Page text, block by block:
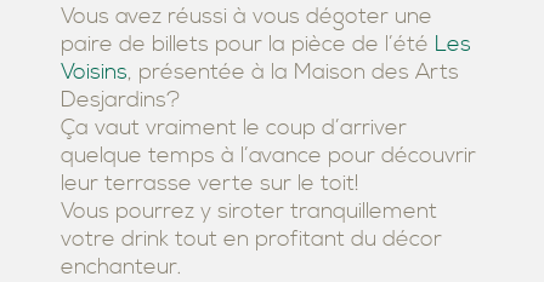
Vous avez réussi à vous dégoter une
paire de billets pour la pièce de l’été Les
Voisins, présentée à la Maison des Arts
Desjardins?
Ça vaut vraiment le coup d’arriver
quelque temps à l’avance pour découvrir
leur terrasse verte sur le toit!
Vous pourrez y siroter tranquillement
votre drink tout en profitant du décor
enchanteur.